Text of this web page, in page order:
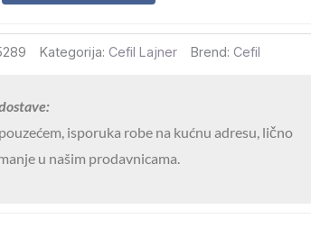
Kategorija: Cefil Lajner Brend: Cefil
isporuka robe na kućnu adresu, lično
u našim prodavnicama.